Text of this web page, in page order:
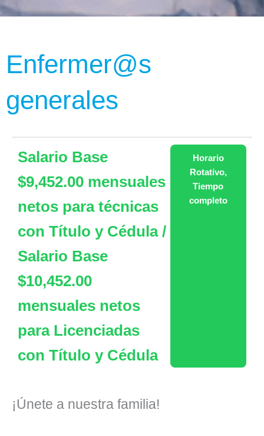
Enfermer@s
generales
Salario Base
$9,452.00 mensuales
netos para técnicas
con Título y Cédula /
Salario Base
$10,452.00
mensuales netos
para Licenciadas
con Título y Cédula
Horario
Rotativo,
Tiempo
completo
¡Únete a nuestra familia!